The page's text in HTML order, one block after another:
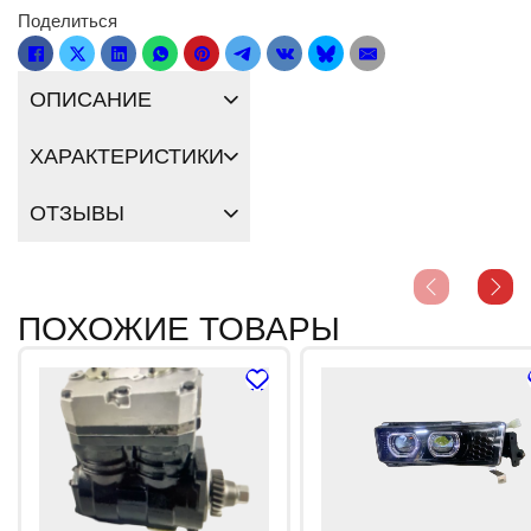
Поделиться
ОПИСАНИЕ
ХАРАКТЕРИСТИКИ
ОТЗЫВЫ
ПОХОЖИЕ ТОВАРЫ